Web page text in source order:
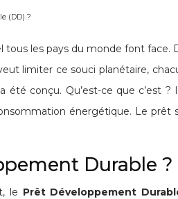
(DD) ?
les pays du monde font
limiter ce souci planétaire,
a été conçu. Qu’est-ce que c’est
énergétique. Le
Durable ?
le Prêt Développement